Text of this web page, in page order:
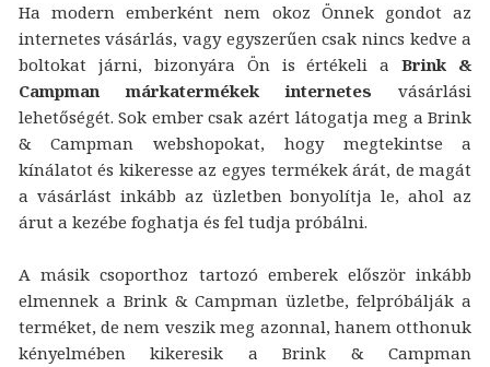
Ha modern emberként nem okoz Önnek gondot az
internetes vásárlás, vagy egyszerűen csak nincs kedve a
boltokat járni, bizonyára Ön is értékeli aBrink &
Campman márkatermékek internetes vásárlási
lehetőségét. Sok ember csak azért látogatja meg a Brink
& Campman webshopokat, hogy megtekintse a
kínálatot és kikeresse az egyes termékek árát, de magát
a vásárlást inkább az üzletben bonyolítja le, ahol az
árut a kezébe foghatja és fel tudja próbálni.
A másik csoporthoz tartozó emberek először inkább
elmennek a Brink & Campman üzletbe, felpróbálják a
terméket, de nem veszik meg azonnal, hanem otthonuk
kényelmében kikeresik a Brink & Campman